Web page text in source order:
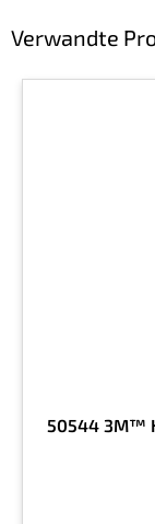
Verwandte
50544 3M™